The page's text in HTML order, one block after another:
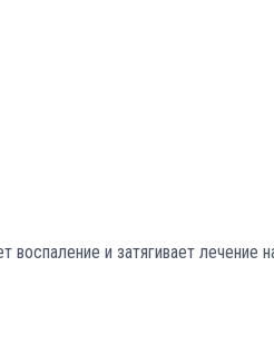
и затягивает лечение